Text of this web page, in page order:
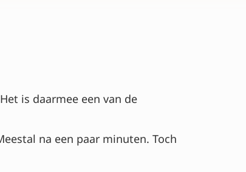
is daarmee een van de
na een paar minuten. Toch